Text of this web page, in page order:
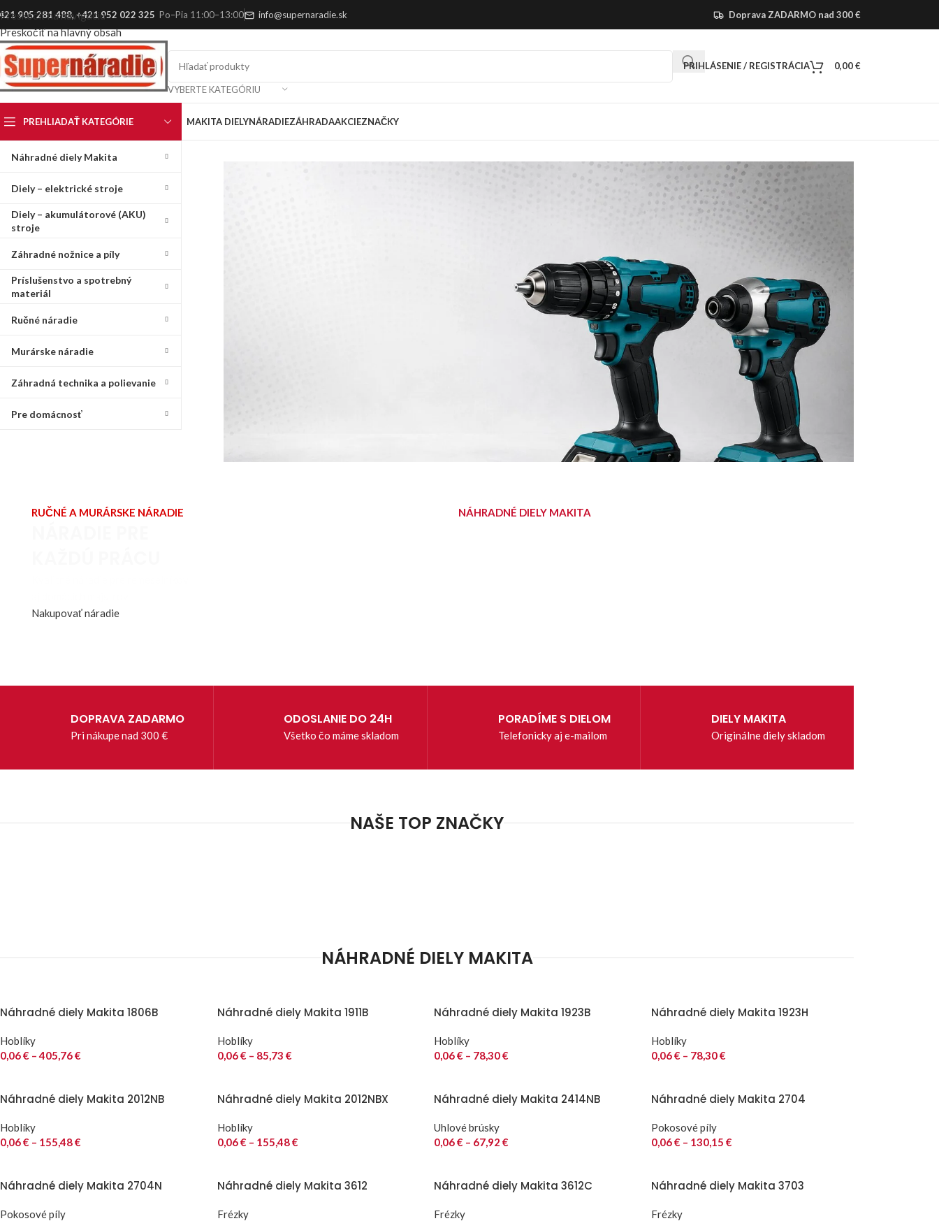
Preskočiť na navigáciu
Preskočiť na hlavný obsah
905 281 488,+421 952 022 325 Po–Pia 11:00–13:00 info@supernaradie.sk Doprava ZADARMO nad 300 €
VYBERTE KATEGÓRIU
PRIHLÁSENIE / REGISTRÁCIA 0,00€
PREHLIADAŤ KATEGÓRIE
Náhradné diely Makita
Diely – elektrické stroje
Diely – akumulátorové (AKU)
stroje
Záhradné nožnice a píly
Príslušenstvo a spotrebný
materiál
Ručné náradie
Murárske náradie
Záhradná technika a polievanie
Pre domácnosť
MAKITA DIELYNÁRADIEZÁHRADAAKCIEZNAČKY
RUČNÉ A MURÁRSKE NÁRADIE
Nakupovať náradie
NÁHRADNÉ DIELY MAKITA
DOPRAVA ZADARMO
Pri nákupe nad 300 €
ODOSLANIE DO 24H
Všetko čo máme skladom
PORADÍME S DIELOM
Telefonicky aj e-mailom
DIELY MAKITA
Originálne diely skladom
NAŠE TOP ZNAČKY
NÁHRADNÉ DIELY MAKITA
Náhradné diely Makita 1806B
Hoblíky
0,06€ – 405,76€
Náhradné diely Makita 1911B
Hoblíky
0,06€ – 85,73 €
Náhradné diely Makita 1923B
Hoblíky
0,06€ – 78,30€
Náhradné diely Makita 1923H
Hoblíky
0,06€ – 78,30€
Náhradné diely Makita 2012NB
Hoblíky
0,06€ – 155,48€
Náhradné diely Makita 2012NBX
Hoblíky
0,06€ – 155,48€
Náhradné diely Makita 2414NB
Uhlové brúsky
0,06€ – 67,92 €
Náhradné diely Makita 2704
Pokosové píly
0,06€ – 130,15 €
Náhradné diely Makita 2704N
Pokosové píly
Náhradné diely Makita 3612
Frézky
Náhradné diely Makita 3612C
Frézky
Náhradné diely Makita 3703
Frézky